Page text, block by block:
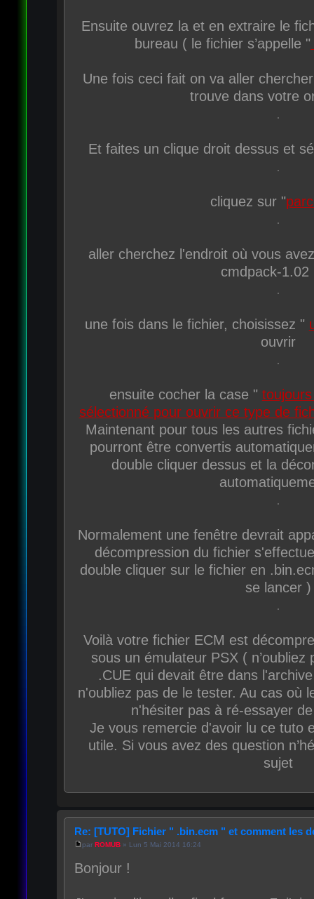
Ensuite ouvrez la et en extraire le
bureau ( le fichier s’appelle "
Une fois ceci fait on va aller
trouve dans votre
Et faites un clique droit dessus et
cliquez sur "
aller cherchez l'endroit où vous
cmdpack-1.02
une fois dans le fichier, choisissez "
ouvrir
ensuite cocher la case "
sélectionné pour ouvrir ce type de
Maintenant pour tous les autres
pourront être convertis
double cliquer dessus et la
Normalement une fenêtre devrait
décompression du fichier
double cliquer sur le fichier en
se lancer )
Voilà votre fichier ECM est
sous un émulateur PSX (
.CUE qui devait être dans
n'oubliez pas de le tester. Au cas où
n'hésiter pas à ré-essayer
Je vous remercie d'avoir lu ce tuto
utile. Si vous avez des question
sujet
Re: [TUTO] Fichier " .bin.ecm " et comment les
par ROMUB» Lun 5 Mai 2014 16:24
Bonjour !